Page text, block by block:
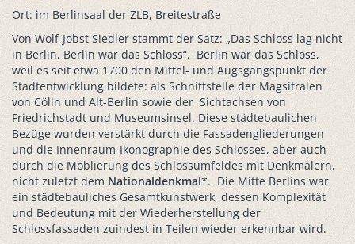
Ort: im Berlinsaal der ZLB, Breitestraße
Von Wolf-Jobst Siedler stammt der Satz: „Das Schloss lag nicht
in Berlin, Berlin war das Schloss“. Berlin war das Schloss,
weil es seit etwa 1700 den Mittel- und Augsgangspunkt der
Stadtentwicklung bildete: als Schnittstelle der Magsitralen
von Cölln und Alt-Berlin sowie der Sichtachsen von
Friedrichstadt und Museumsinsel. Diese städtebaulichen
Bezüge wurden verstärkt durch die Fassadengliederungen
und die Innenraum-Ikonographie des Schlosses, aber auch
durch die Möblierung des Schlossumfeldes mit Denkmälern,
nicht zuletzt dem Nationaldenkmal*. Die Mitte Berlins war
ein städtebauliches Gesamtkunstwerk, dessen Komplexität
und Bedeutung mit der Wiederherstellung der
Schlossfassaden zuindest in Teilen wieder erkennbar wird.